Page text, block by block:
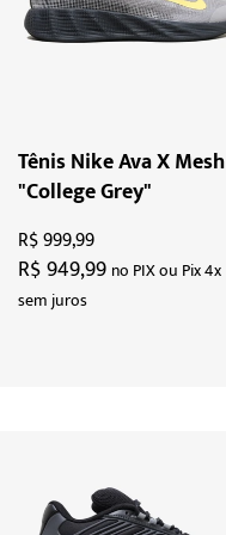
Tênis Nike Ava X Mesh
"College Grey"
R$ 949,99 no PIX ou Pix 4x
sem juros
R$ 999,99